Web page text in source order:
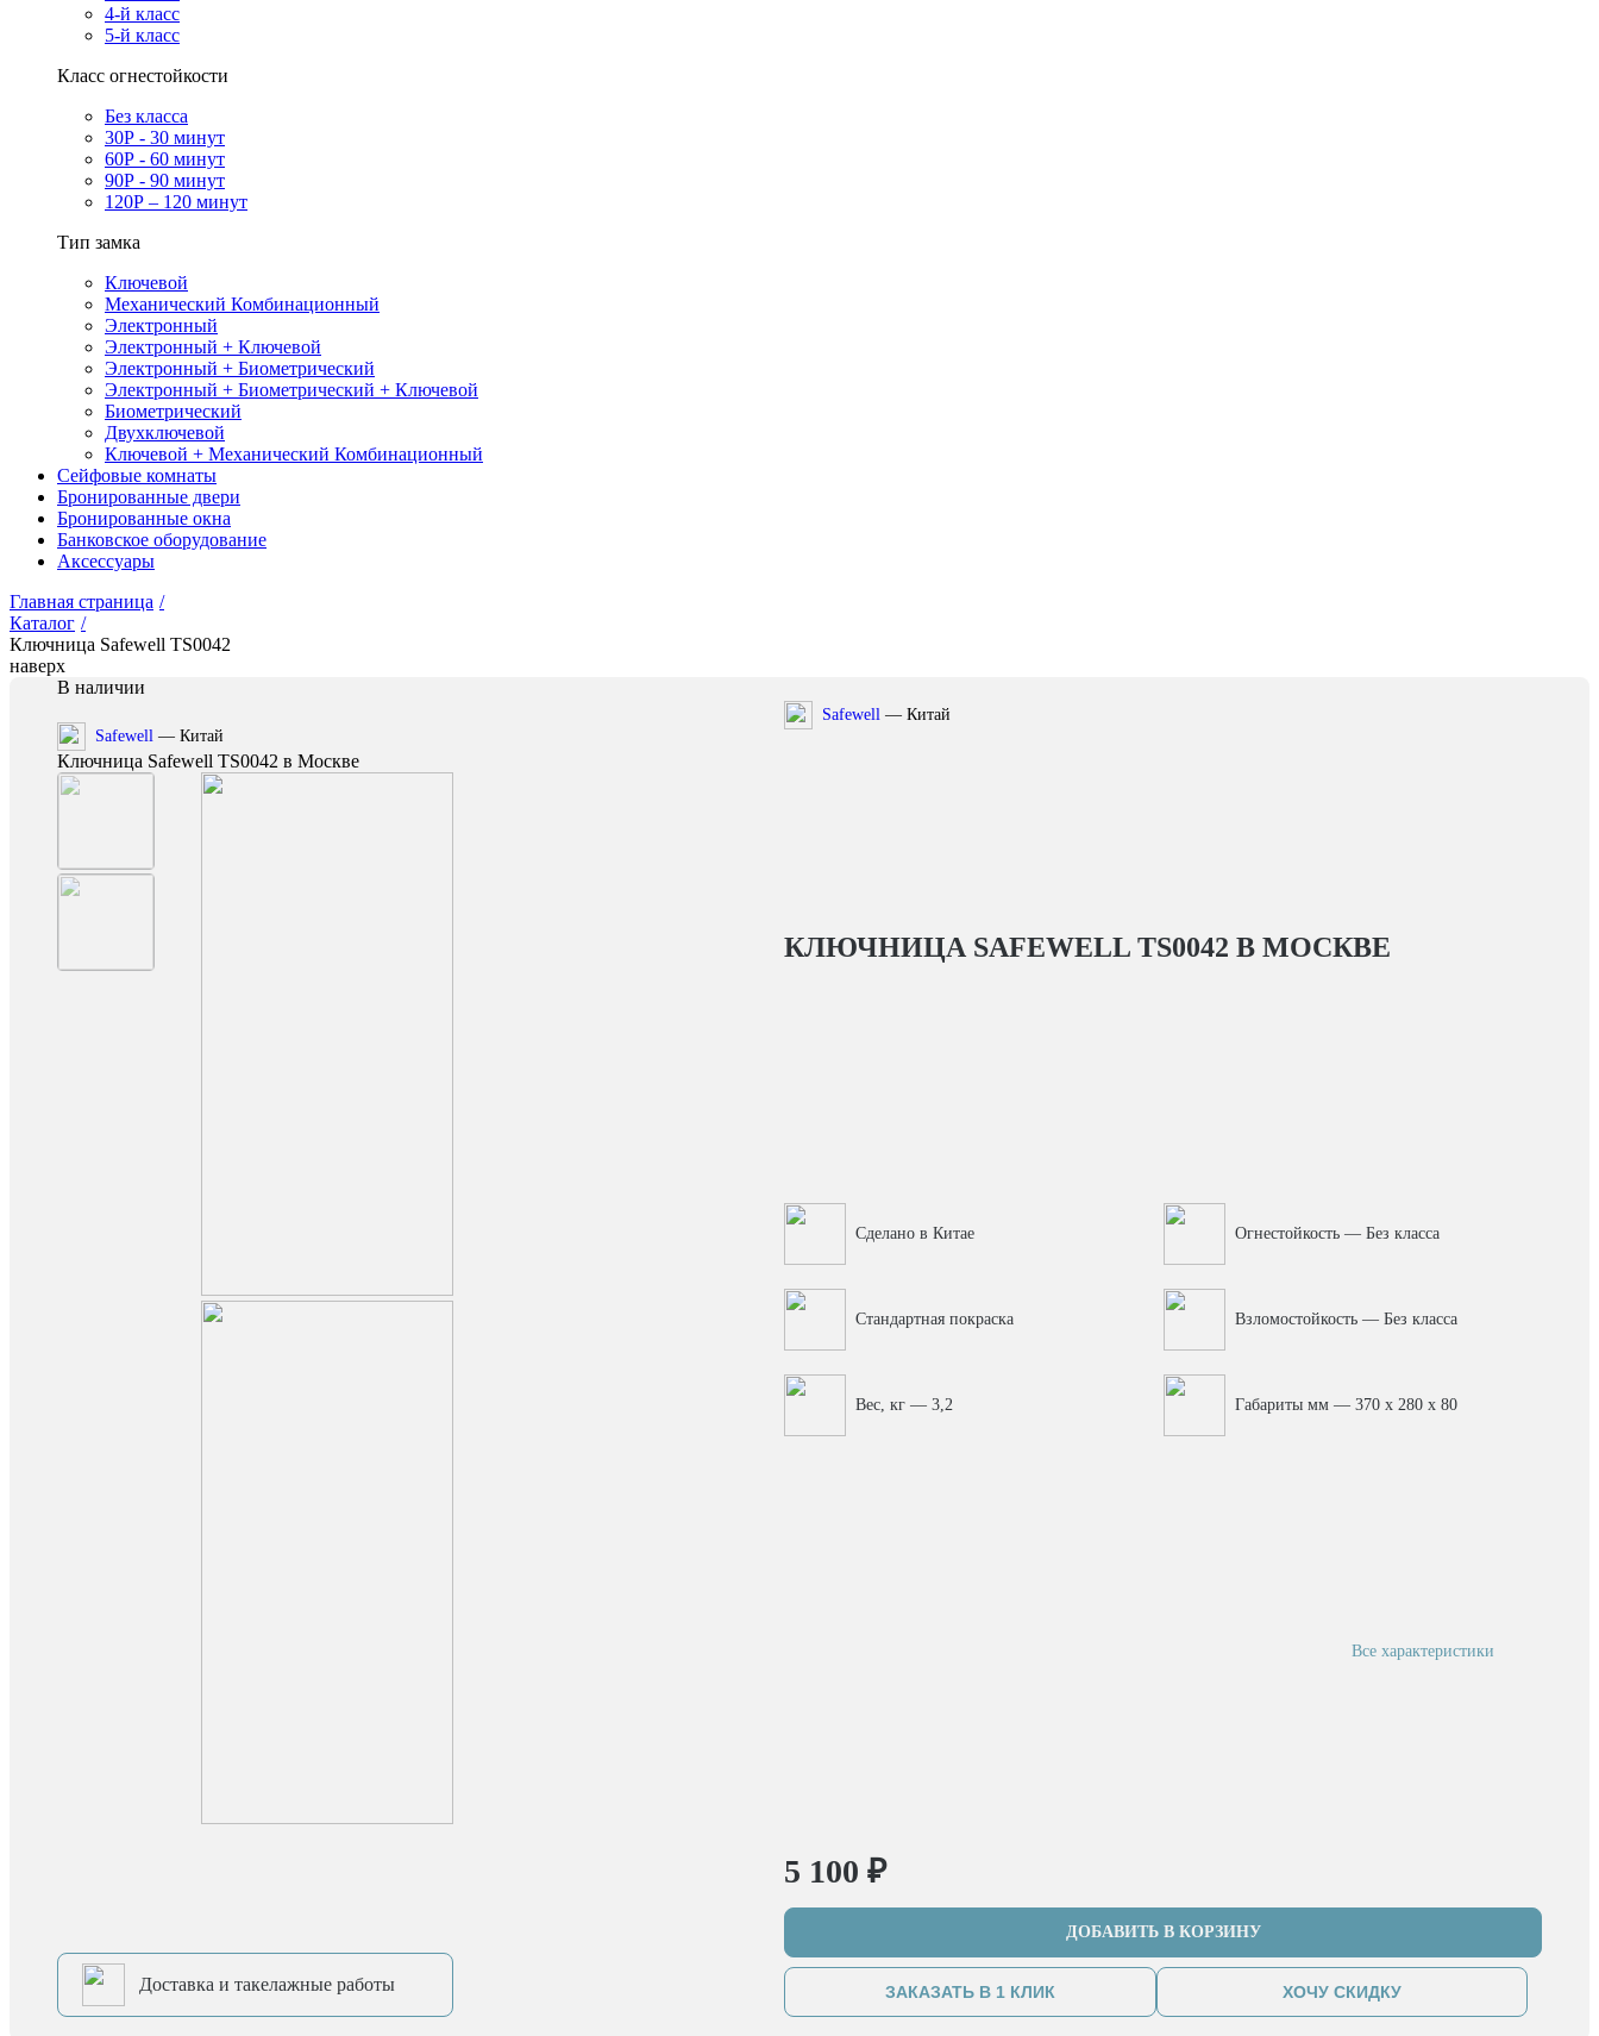
4-й класс
5-й класс
Класс огнестойкости
Без класса
30Р - 30 минут
60Р - 60 минут
90Р - 90 минут
120Р – 120 минут
Тип замка
Ключевой
Механический Комбинационный
Электронный
Электронный + Ключевой
Электронный + Биометрический
Электронный + Биометрический + Ключевой
Биометрический
Двухключевой
Ключевой + Механический Комбинационный
Сейфовые комнаты
Бронированные двери
Бронированные окна
Банковское оборудование
Аксессуары
Главная страница /
Каталог /
Ключница Safewell TS0042
наверх
В наличии
Safewell — Китай
Ключница Safewell TS0042 в Москве
Доставка и такелажные работы
Safewell — Китай
КЛЮЧНИЦА SAFEWELL TS0042 В МОСКВЕ
Сделано в Китае Огнестойкость — Без класса
Стандартная покраска Взломостойкость — Без класса
Вес, кг — 3,2 Габариты мм — 370 x 280 x 80
Все характеристики
5 100 ₽
ДОБАВИТЬ В КОРЗИНУ
ЗАКАЗАТЬ В 1 КЛИК ХОЧУ СКИДКУ